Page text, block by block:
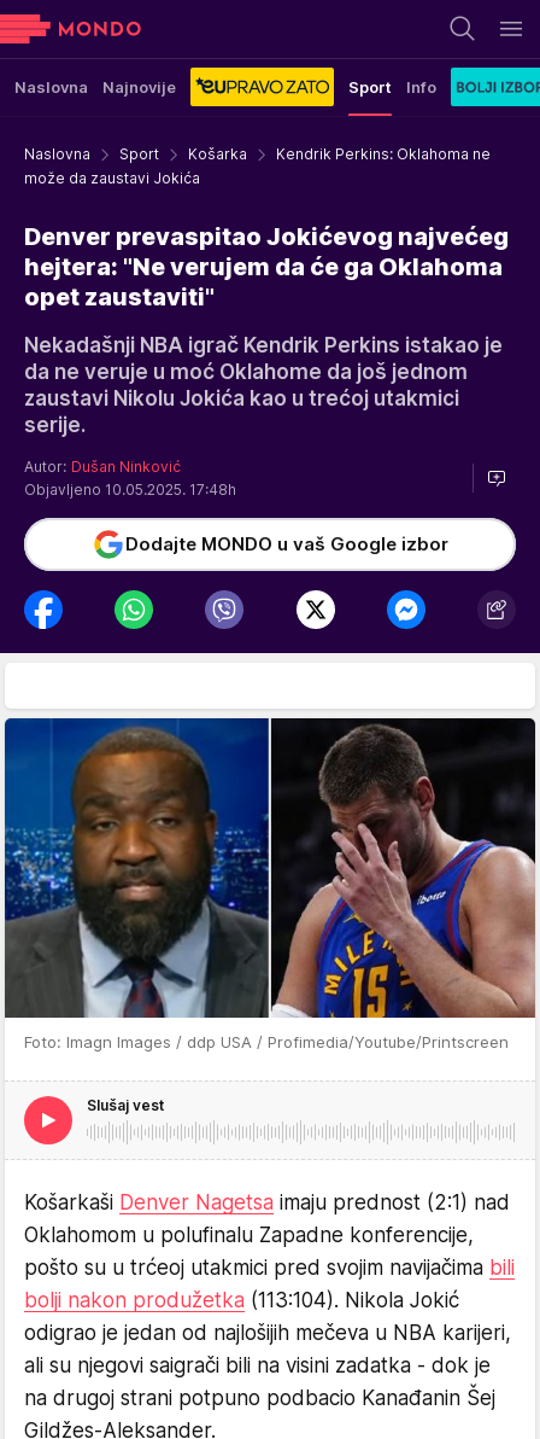
Naslovna Najnovije Sport Info
Naslovna Sport Košarka
Kendrik Perkins: Oklahoma ne
može da zaustavi Jokića
Denver prevaspitao Jokićevog najvećeg
hejtera: "Ne verujem da će ga Oklahoma
opet zaustaviti"
Nekadašnji NBA igrač Kendrik Perkins istakao je
da ne veruje u moć Oklahome da još jednom
zaustavi Nikolu Jokića kao u trećoj utakmici
serije.
Autor: Dušan Ninković
Objavljeno 10.05.2025. 17:48h
Dodajte MONDO u vaš Google izbor
Foto: Imagn Images / ddp USA / Profimedia/Youtube/Printscreen
Slušaj vest
Košarkaši Denver Nagetsa imaju prednost (2:1) nad
Oklahomom u polufinalu Zapadne konferencije,
pošto su u trćeoj utakmici pred svojim navijačima bili
bolji nakon produžetka (113:104). Nikola Jokić
odigrao je jedan od najlošijih mečeva u NBA karijeri,
ali su njegovi saigrači bili na visini zadatka - dok je
na drugoj strani potpuno podbacio Kanađanin Šej
Gildžes-Aleksander.